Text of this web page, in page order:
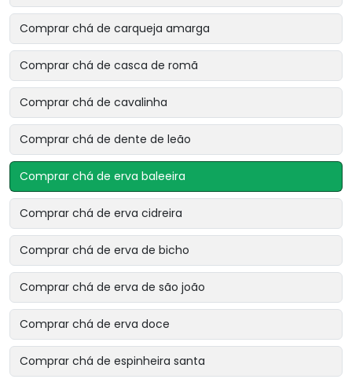
Comprar chá de carqueja amarga
Comprar chá de casca de romã
Comprar chá de cavalinha
Comprar chá de dente de leão
Comprar chá de erva baleeira
Comprar chá de erva cidreira
Comprar chá de erva de bicho
Comprar chá de erva de são joão
Comprar chá de erva doce
Comprar chá de espinheira santa